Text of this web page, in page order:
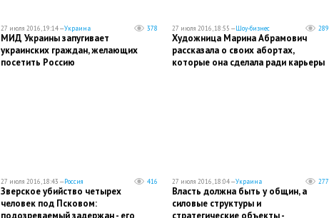
27 июля 2016, 19:14 —Украина 378
МИД Украины запугивает
украинских граждан, желающих
посетить Россию
27 июля 2016, 18:55 —Шоу-бизнес 289
Художница Марина Абрамович
рассказала о своих абортах,
которые она сделала ради карьеры
27 июля 2016, 18:43 —Россия 416
Зверское убийство четырех
человек под Псковом:
27 июля 2016, 18:04 —Украина 277
Власть должна быть у общин, а
силовые структуры и